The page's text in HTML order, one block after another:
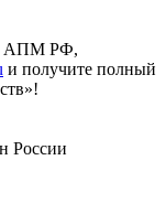
АПМ РФ,
и получите полный
России